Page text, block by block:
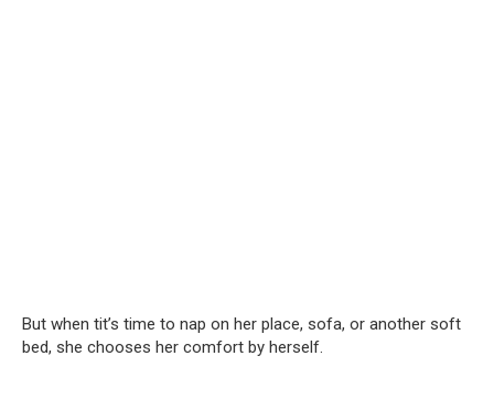
But when tit’s time to nap on her place, sofa, or another soft
bed, she chooses her comfort by herself.